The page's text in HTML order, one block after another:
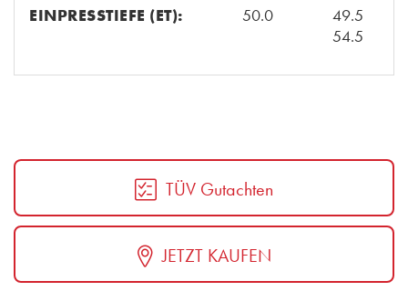
EINPRESSTIEFE (ET): 50.0
49.5
54.5
TÜV Gutachten
JETZT KAUFEN